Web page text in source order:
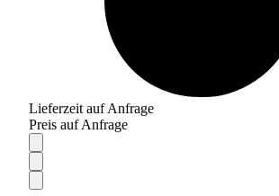
Lieferzeit auf Anfrage
Preis auf Anfrage